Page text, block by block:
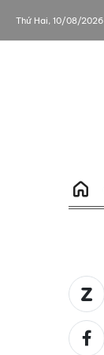
Thứ Hai, 10/08/2026